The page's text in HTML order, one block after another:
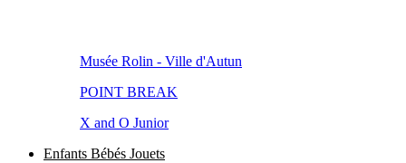
Musée Rolin - Ville d'Autun
POINT BREAK
X and O Junior
Enfants Bébés Jouets